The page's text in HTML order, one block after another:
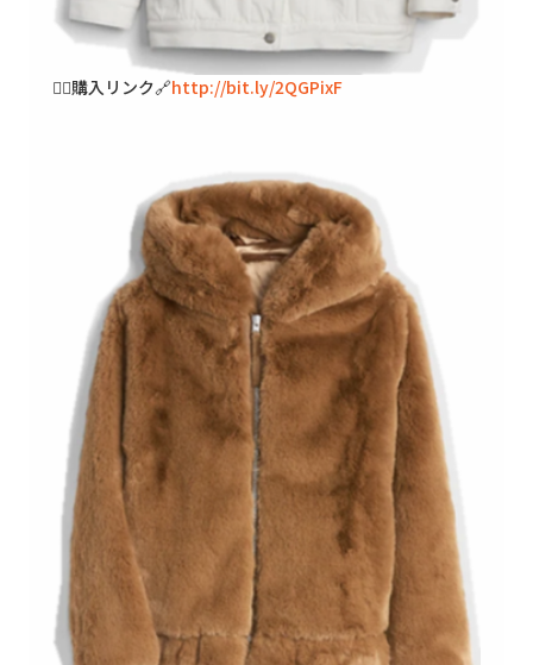
🐱‍👓購入リンク🔗http://bit.ly/2QGPixF